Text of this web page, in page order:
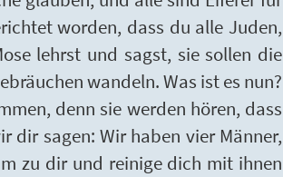
worden, dass du alle Juden,
lehrst und sagst, sie sollen die
wandeln. Was ist es nun?
denn sie werden hören, dass
dir sagen: Wir haben vier Männer,
zu dir und reinige dich mit ihnen